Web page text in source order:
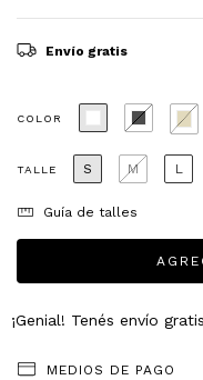
Envío gratis
COLOR
TALLE S M L
Guía de talles
¡Genial! Tenés envío gratis
MEDIOS DE PAGO